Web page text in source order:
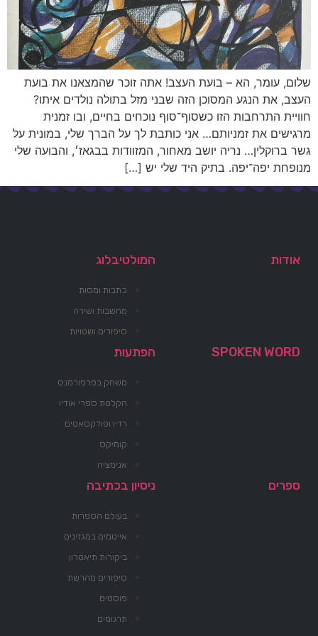
שלום, עומר, הא – בועת העצב! אתה זוכר שהמצאנו את בועת
העצב, את הנגע המסוכן הזה שבני מזל בתולה נולדים איתו?
חוויית התרחבות הזו כשסוף־סוף נוכחים בחיים, ובו זמנית
מרגישים את זמניותם… אני כותבת לך על הברך שלי, במונית על
גשר ברוקלין… נריה יושב מאחור, המזוודות בבגאז׳, והבועה שלי
מנופחת יפה־יפה. בתיק היד שלי יש […]
אודות המולטיבלוג
כתבות ומסות
מחשבות ושירה
סיפורים ושטויות
SPOKEN WORD הפתעות
משחק בפרפורמנס
הקלטת ספרי אודיו
רדיו ופודקסאטים
קומיקס
אנימציה
ספרים ניסיון בכתיבה
בעולם הספרות
אייטמים במגזינים
ביקורות תיאטרון
סיפורים מהרשת
פוסטים
תרגומים